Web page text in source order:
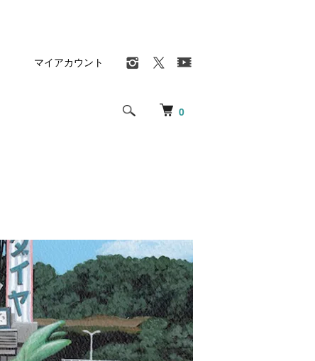
0
マイアカウント